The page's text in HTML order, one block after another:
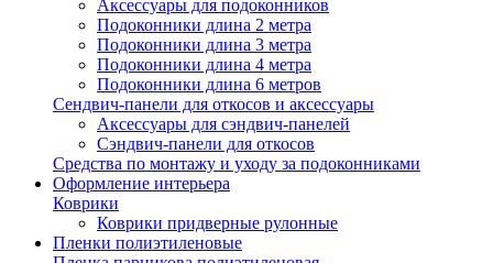
Аксессуары для подоконников
Подоконники длина 2 метра
Подоконники длина 3 метра
Подоконники длина 4 метра
Подоконники длина 6 метров
Сендвич-панели для откосов и аксессуары
Аксессуары для сэндвич-панелей
Сэндвич-панели для откосов
Средства по монтажу и уходу за подоконниками
Оформление интерьера
Коврики
Коврики придверные рулонные
Пленки полиэтиленовые